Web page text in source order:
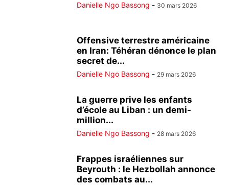
Danielle Ngo Bassong - 30 mars 2026
Offensive terrestre américaine
en Iran: Téhéran dénonce le plan
secret de...
Danielle Ngo Bassong - 29 mars 2026
La guerre prive les enfants
d’école au Liban : un demi-
million...
Danielle Ngo Bassong - 28 mars 2026
Frappes israéliennes sur
Beyrouth : le Hezbollah annonce
des combats au...